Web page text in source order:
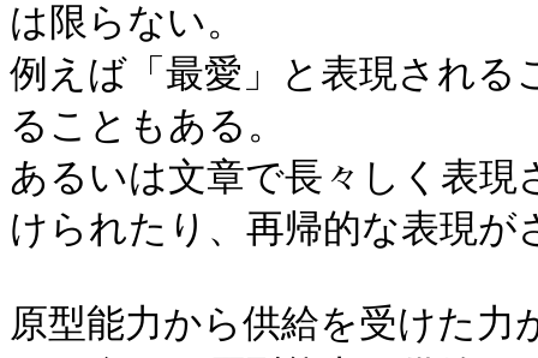
は限らない。
例えば「最愛」と表現され
ることもある。
あるいは文章で長々しく表
けられたり、再帰的な表現
原型能力から供給を受けた